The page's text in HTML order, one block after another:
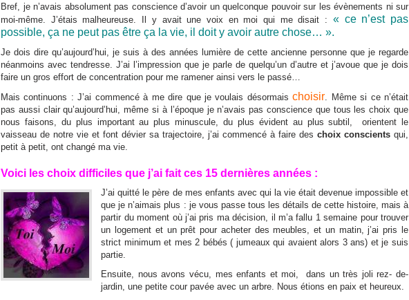
Bref, je n’avais absolument pas conscience d’avoir un quelconque pouvoir sur les évènements ni sur
moi-même. J’étais malheureuse. Il y avait une voix en moi qui me disait : « ce n’est pas
possible, ça ne peut pas être ça la vie, il doit y avoir autre chose… ».
Je dois dire qu’aujourd’hui, je suis à des années lumière de cette ancienne personne que je regarde
néanmoins avec tendresse. J’ai l’impression que je parle de quelqu’un d’autre et j’avoue que je dois
faire un gros effort de concentration pour me ramener ainsi vers le passé…
Mais continuons : J’ai commencé à me dire que je voulais désormaischoisir. Même si ce n’était
pas aussi clair qu’aujourd’hui, même si à l’époque je n’avais pas conscience que tous les choix que
nous faisons, du plus important au plus minuscule, du plus évident au plus subtil, orientent le
vaisseau de notre vie et font dévier sa trajectoire, j’ai commencé à faire des choix conscients qui,
petit à petit, ont changé ma vie.
Voici les choix difficiles que j’ai fait ces 15 dernières années :
J’ai quitté le père de mes enfants avec qui la vie était devenue impossible et
que je n’aimais plus : je vous passe tous les détails de cette histoire, mais à
partir du moment où j’ai pris ma décision, il m’a fallu 1 semaine pour trouver
un logement et un prêt pour acheter des meubles, et un matin, j’ai pris le
strict minimum et mes 2 bébés ( jumeaux qui avaient alors 3 ans) et je suis
partie.
Ensuite, nous avons vécu, mes enfants et moi, dans un très joli rez- de-
jardin, une petite cour pavée avec un arbre. Nous étions en paix et heureux.